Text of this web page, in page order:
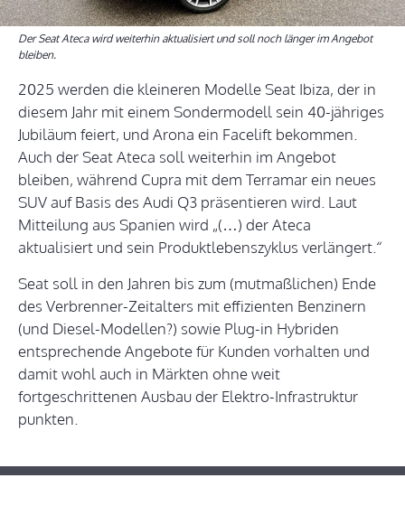
Der Seat Ateca wird weiterhin aktualisiert und soll noch länger im Angebot
bleiben.
2025 werden die kleineren Modelle Seat Ibiza, der in
diesem Jahr mit einem Sondermodell sein 40-jähriges
Jubiläum feiert, und Arona ein Facelift bekommen.
Auch der Seat Ateca soll weiterhin im Angebot
bleiben, während Cupra mit dem Terramar ein neues
SUV auf Basis des Audi Q3 präsentieren wird. Laut
Mitteilung aus Spanien wird „(…) der Ateca
aktualisiert und sein Produktlebenszyklus verlängert.“
Seat soll in den Jahren bis zum (mutmaßlichen) Ende
des Verbrenner-Zeitalters mit effizienten Benzinern
(und Diesel-Modellen?) sowie Plug-in Hybriden
entsprechende Angebote für Kunden vorhalten und
damit wohl auch in Märkten ohne weit
fortgeschrittenen Ausbau der Elektro-Infrastruktur
punkten.